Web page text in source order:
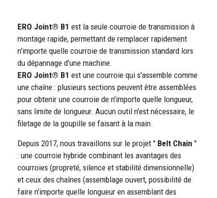
ERO Joint® B1 est la seule courroie de transmission à
montage rapide, permettant de remplacer rapidement
n'importe quelle courroie de transmission standard lors
du dépannage d'une machine.
ERO Joint® B1 est une courroie qui s'assemble comme
une chaîne : plusieurs sections peuvent être assemblées
pour obtenir une courroie de n'importe quelle longueur,
sans limite de longueur. Aucun outil n'est nécessaire, le
filetage de la goupille se faisant à la main.
Depuis 2017, nous travaillons sur le projet " Belt Chain "
: une courroie hybride combinant les avantages des
courroies (propreté, silence et stabilité dimensionnelle)
et ceux des chaînes (assemblage ouvert, possibilité de
faire n'importe quelle longueur en assemblant des